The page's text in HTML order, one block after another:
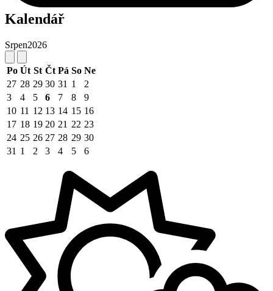
Kalendář
Srpen2026
Po Út St Čt Pá So Ne
27 28 29 30 31 1
2
3
4 5 6 7 8
9
10 11 12 13 14 15 16
17 18 19 20 21 22 23
24 25 26 27 28 29 30
31 1 2 3 4 5 6